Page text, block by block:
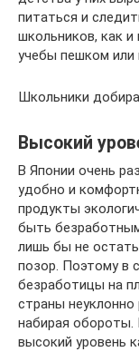
питаться и
школьников, как
учебы пешком или
Школьники
Высокий
В Японии очень
удобно и
продукты
быть
лишь бы не
позор. Поэтому в
безработицы на
страны
набирая
высокий уровень